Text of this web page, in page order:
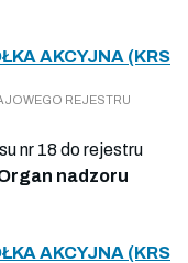
AKCYJNA (KRS
REJESTRU
nr 18 do rejestru
nadzoru
AKCYJNA (KRS